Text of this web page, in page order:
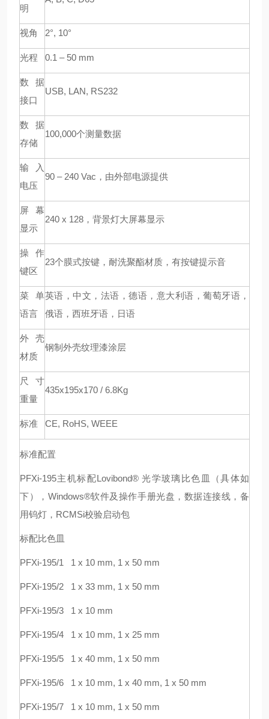
明
视角 2°, 10°
光程 0.1 – 50 mm
数据
接口
USB, LAN, RS232
数据
存储
100,000个测量数据
输入
电压
90 – 240 Vac ，由外部电源提供
屏幕
显示
240 x 128 ，背景灯大屏幕显示
操作
键区
23个膜式按键，耐洗聚酯材质，有按键提示音
菜单
语言
英语，中文，法语，德语，意大利语，葡萄牙语，
俄语，西班牙语，日语
外壳
材质
钢制外壳纹理漆涂层
尺寸
重量
435x195x170 / 6.8Kg
标准 CE, RoHS, WEEE
标准配置
PFXi-195主机标配Lovibond®光学玻璃比色皿（具体如
下）， Windows®软件及操作手册光盘，数据连接线，备
用钨灯， RCMSi校验启动包
标配比色皿
PFXi-195/1 1 x 10 mm, 1 x 50 mm
PFXi-195/2 1 x 33 mm, 1 x 50 mm
PFXi-195/3 1 x 10 mm
PFXi-195/4 1 x 10 mm, 1 x 25 mm
PFXi-195/5 1 x 40 mm, 1 x 50 mm
PFXi-195/6 1 x 10 mm, 1 x 40 mm, 1 x 50 mm
PFXi-195/7 1 x 10 mm, 1 x 50 mm